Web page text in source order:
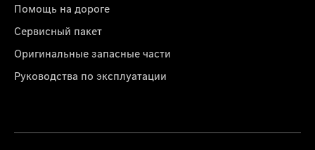
Помощь на дороге
Сервисный пакет
Оригинальные запасные части
Руководства по эксплуатации